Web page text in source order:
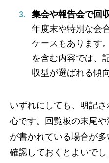
集会や報告会で回
年度末や特別な会
ケースもあります
を含む内容では、
収型が選ばれる傾
いずれにしても、明記
心です。回覧板の末尾
が書かれている場合が
確認しておくとよいでし